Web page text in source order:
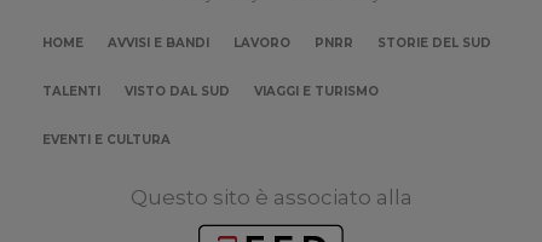
HOME AVVISI E BANDI LAVORO PNRR STORIE DEL SUD
TALENTI VISTO DAL SUD VIAGGI E TURISMO
EVENTI E CULTURA
Questo sito è associato alla